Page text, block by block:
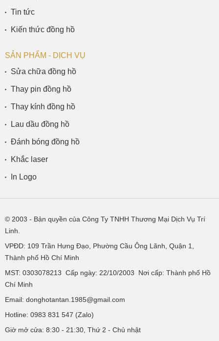
Tin tức
Kiến thức đồng hồ
SẢN PHẨM - DỊCH VỤ
Sửa chữa đồng hồ
Thay pin đồng hồ
Thay kính đồng hồ
Lau dầu đồng hồ
Đánh bóng đồng hồ
Khắc laser
In Logo
© 2003 - Bản quyền của Công Ty TNHH Thương Mại Dịch Vụ Trí
Linh.
VPĐD: 109 Trần Hưng Đạo, Phường Cầu Ông Lãnh, Quận 1,
Thành phố Hồ Chí Minh
MST: 0303078213 Cấp ngày: 22/10/2003 Nơi cấp: Thành phố Hồ
Chí Minh
Email: donghotantan.1985@gmail.com
Hotline: 0983 831 547 (Zalo)
Giờ mở cửa: 8:30 - 21:30, Thứ 2 - Chủ nhật